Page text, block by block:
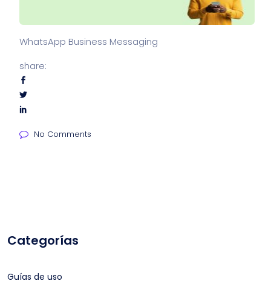
WhatsApp Business Messaging
share:
No Comments
Categorías
Guías de uso